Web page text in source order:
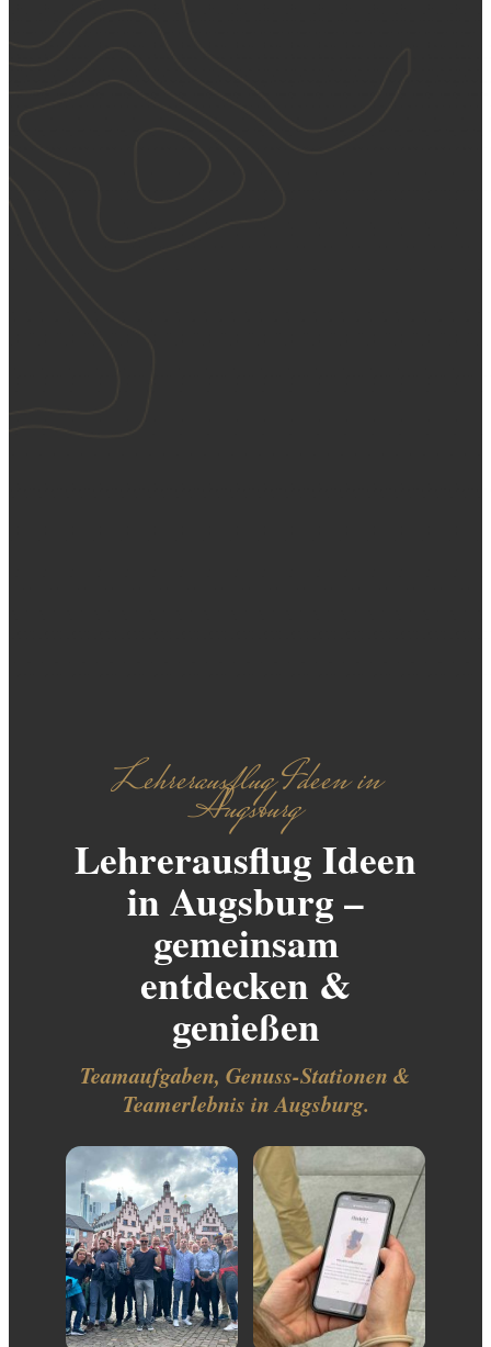
Lehrerausflug Ideen in
Augsburg
Lehrerausflug Ideen
in Augsburg –
gemeinsam
entdecken &
genießen
Teamaufgaben, Genuss-Stationen &
Teamerlebnis in Augsburg.